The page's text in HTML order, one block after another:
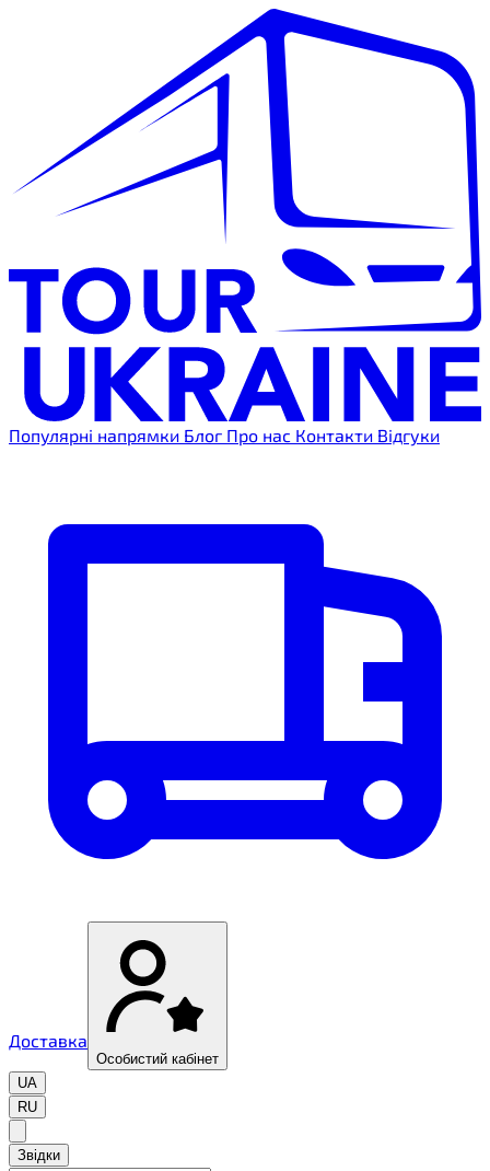
Популярні напрямки Блог Про нас Контакти Відгуки
Доставка
Особистий кабінет
UA
RU
Звідки